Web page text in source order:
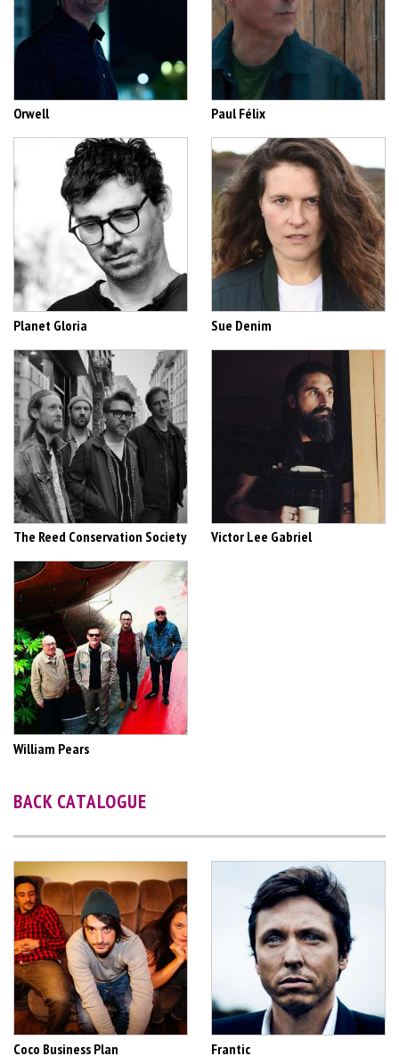
Orwell Paul Félix
Planet Gloria Sue Denim
The Reed Conservation Society Victor Lee Gabriel
William Pears
BACK CATALOGUE
Coco Business Plan Frantic